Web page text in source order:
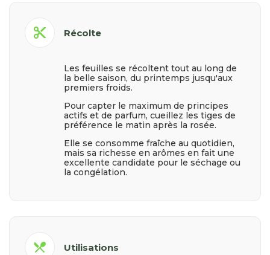
content_cut Récolte
Les feuilles se récoltent tout au long de
la belle saison, du printemps jusqu'aux
premiers froids.
Pour capter le maximum de principes
actifs et de parfum, cueillez les tiges de
préférence le matin après la rosée.
Elle se consomme fraîche au quotidien,
mais sa richesse en arômes en fait une
excellente candidate pour le séchage ou
la congélation.
restaurant_menu Utilisations